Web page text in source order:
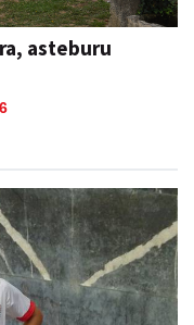
asteburu